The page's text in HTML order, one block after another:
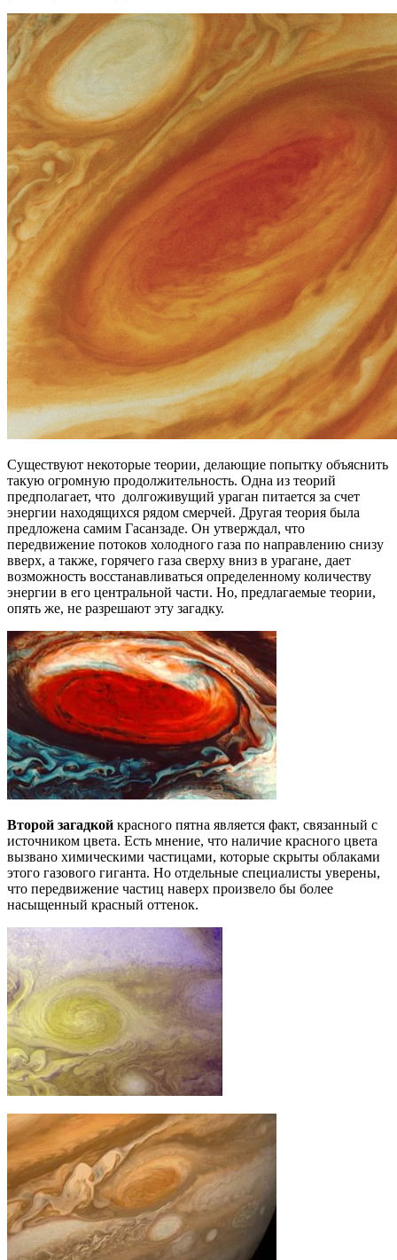
Существуют некоторые теории, делающие попытку объяснить
такую огромную продолжительность. Одна из теорий
предполагает, что долгоживущий ураган питается за счет
энергии находящихся рядом смерчей. Другая теория была
предложена самим Гасанзаде. Он утверждал, что
передвижение потоков холодного газа по направлению снизу
вверх, а также, горячего газа сверху вниз в урагане, дает
возможность восстанавливаться определенному количеству
энергии в его центральной части. Но, предлагаемые теории,
опять же, не разрешают эту загадку.
Второй загадкой красного пятна является факт, связанный с
источником цвета. Есть мнение, что наличие красного цвета
вызвано химическими частицами, которые скрыты облаками
этого газового гиганта. Но отдельные специалисты уверены,
что передвижение частиц наверх произвело бы более
насыщенный красный оттенок.